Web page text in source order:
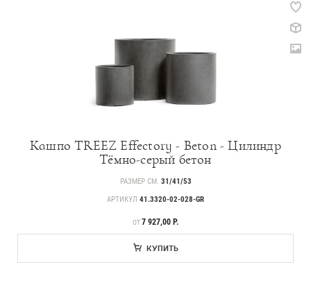
Кашпо TREEZ Effectory - Beton - Цилиндр
Тёмно-серый бетон
РАЗМЕР СМ. 31/41/53
АРТИКУЛ 41.3320-02-028-GR
ЦЕНА
ОТ7 927,00 Р.
КУПИТЬ